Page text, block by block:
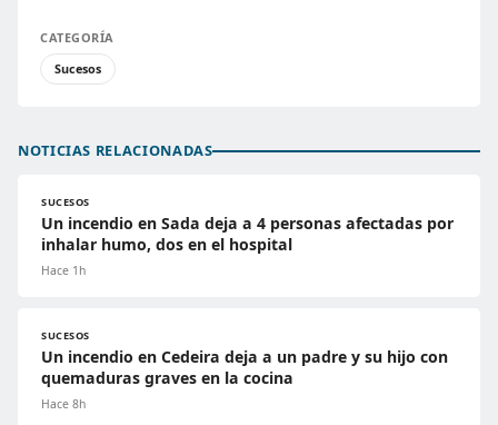
CATEGORÍA
Sucesos
NOTICIAS RELACIONADAS
SUCESOS
Un incendio en Sada deja a 4 personas afectadas por
inhalar humo, dos en el hospital
Hace 1h
SUCESOS
Un incendio en Cedeira deja a un padre y su hijo con
quemaduras graves en la cocina
Hace 8h